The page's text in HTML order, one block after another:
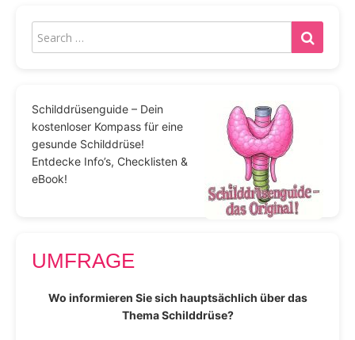
Schilddrüsenguide – Dein
kostenloser Kompass für eine
gesunde Schilddrüse!
Entdecke Info’s, Checklisten &
eBook!
UMFRAGE
Wo informieren Sie sich hauptsächlich über das
Thema Schilddrüse?